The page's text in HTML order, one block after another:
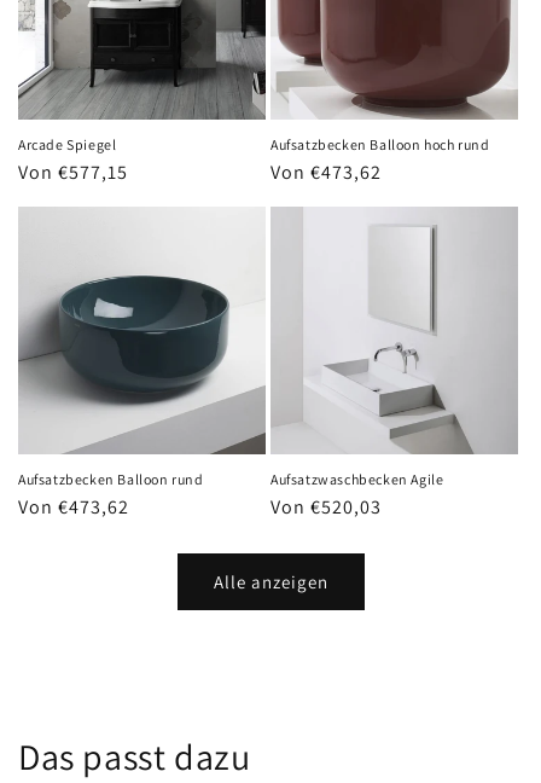
Arcade Spiegel
Normaler
Von €577,15
Aufsatzbecken Balloon hoch rund
Normaler
Von €473,62
Aufsatzbecken Balloon rund
Normaler
Von €473,62
Aufsatzwaschbecken Agile
Normaler
Von €520,03
Alle anzeigen
Das passt dazu